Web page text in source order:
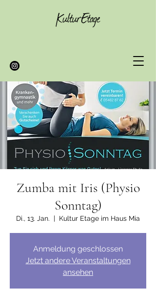
Zumba mit Iris (Physio
Sonntag)
Di., 13. Jan.
  |
Kultur Etage im Haus Mia
Anmeldung geschlossen
Jetzt andere Veranstaltungen
ansehen